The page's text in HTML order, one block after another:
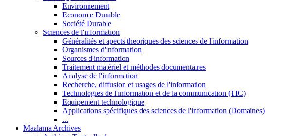
Environnement
Economie Durable
Société Durable
Sciences de l'information
Généralités et apects theoriques des sciences de l'information
Organismes d'information
Sources d'information
Traitement matériel et méthodes documentaires
Analyse de l'information
Recherche, diffusion et usages de l'information
Technologies de l'information et de la communication (TIC)
Equipement technologique
Applications spécifiques des sciences de l'information (Domaines)
...
Maalama Archives